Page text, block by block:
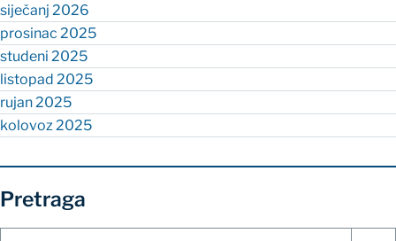
siječanj 2026
prosinac 2025
studeni 2025
listopad 2025
rujan 2025
kolovoz 2025
Pretraga